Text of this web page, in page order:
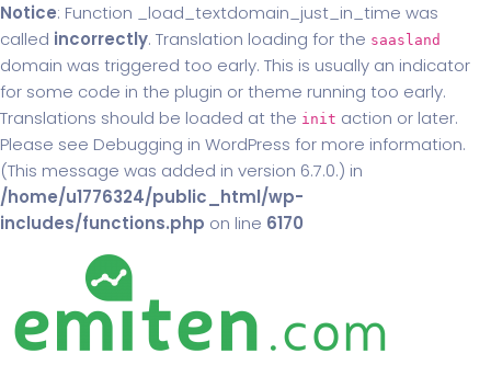
Notice: Function _load_textdomain_just_in_time was
called incorrectly. Translation loading for the saasland
domain was triggered too early. This is usually an indicator
for some code in the plugin or theme running too early.
Translations should be loaded at the init action or later.
Please see Debugging in WordPress for more information.
(This message was added in version 6.7.0.) in
/home/u1776324/public_html/wp-
includes/functions.php on line 6170